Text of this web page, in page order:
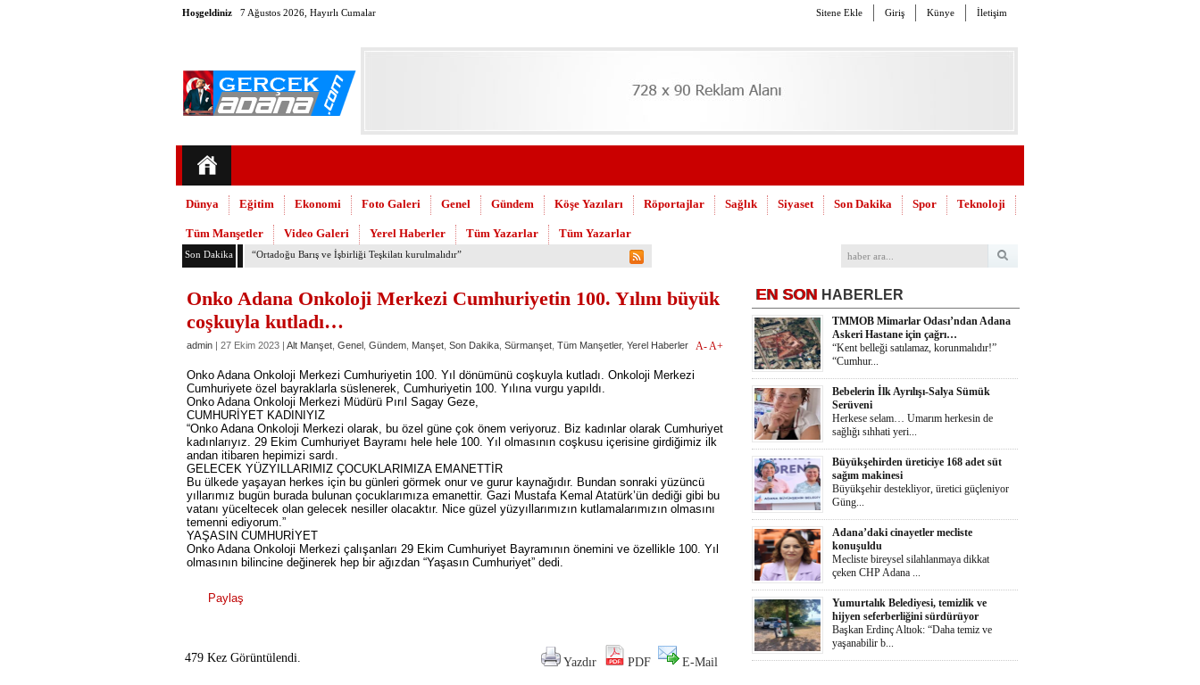
Hoşgeldiniz 7 Ağustos 2026, Hayırlı Cumalar Sitene Ekle Giriş Künye İletişim
Dünya Eğitim Ekonomi Foto Galeri Genel Gündem Köşe Yazıları Röportajlar Sağlık Siyaset Son Dakika Spor Teknoloji
Tüm Manşetler Video Galeri Yerel Haberler Tüm Yazarlar Tüm Yazarlar
Son Dakika TMMOB Mimarlar Odası’ndan Adana Askeri Hastane için çağrı…
Onko Adana Onkoloji Merkezi Cumhuriyetin 100. Yılını büyük
coşkuyla kutladı…
admin | 27 Ekim 2023 | Alt Manşet Genel Gündem Manşet Son Dakika Sürmanşet Tüm Manşetler, Yerel Haberler A-A+
Onko Adana Onkoloji Merkezi Cumhuriyetin 100. Yıl dönümünü coşkuyla kutladı. Onkoloji Merkezi
Cumhuriyete özel bayraklarla süslenerek, Cumhuriyetin 100. Yılına vurgu yapıldı.
Onko Adana Onkoloji Merkezi Müdürü Pırıl Sagay Geze,
CUMHURİYET KADINIYIZ
“Onko Adana Onkoloji Merkezi olarak, bu özel güne çok önem veriyoruz. Biz kadınlar olarak Cumhuriyet
kadınlarıyız. 29 Ekim Cumhuriyet Bayramı hele hele 100. Yıl olmasının coşkusu içerisine girdiğimiz ilk
andan itibaren hepimizi sardı.
GELECEK YÜZYILLARIMIZ ÇOCUKLARIMIZA EMANETTİR
Bu ülkede yaşayan herkes için bu günleri görmek onur ve gurur kaynağıdır. Bundan sonraki yüzüncü
yıllarımız bugün burada bulunan çocuklarımıza emanettir. Gazi Mustafa Kemal Atatürk’ün dediği gibi bu
vatanı yüceltecek olan gelecek nesiller olacaktır. Nice güzel yüzyıllarımızın kutlamalarımızın olmasını
temenni ediyorum.”
YAŞASIN CUMHURİYET
Onko Adana Onkoloji Merkezi çalışanları 29 Ekim Cumhuriyet Bayramının önemini ve özellikle 100. Yıl
olmasının bilincine değinerek hep bir ağızdan “Yaşasın Cumhuriyet” dedi.
Paylaş
479 Kez Görüntülendi. Yazdır PDF E-Mail
EN SON HABERLER
TMMOB Mimarlar Odası’ndan Adana
Askeri Hastane için çağrı…
“Kent belleği satılamaz, korunmalıdır!”
“Cumhur...
Bebelerin İlk Ayrılışı-Salya Sümük
Serüveni
Herkese selam… Umarım herkesin de
sağlığı sıhhati yeri...
Büyükşehirden üreticiye 168 adet süt
sağım makinesi
Büyükşehir destekliyor, üretici güçleniyor
Güng...
Adana’daki cinayetler mecliste
konuşuldu
Mecliste bireysel silahlanmaya dikkat
çeken CHP Adana ...
Yumurtalık Belediyesi, temizlik ve
hijyen seferberliğini sürdürüyor
Başkan Erdinç Altıok: “Daha temiz ve
yaşanabilir b...